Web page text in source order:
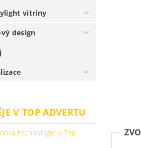
vitríny
design
V TOP ADVERTU
technologie v Top